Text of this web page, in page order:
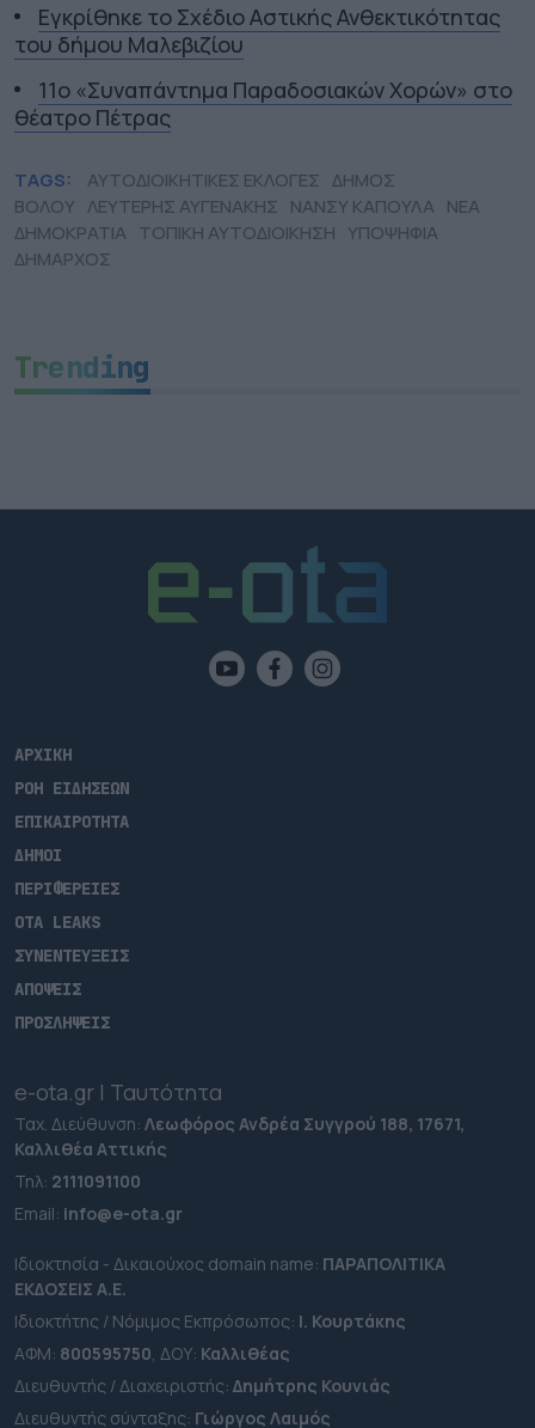
Εγκρίθηκε το Σχέδιο Αστικής Ανθεκτικότητας
του δήμου Μαλεβιζίου
11ο «Συναπάντημα Παραδοσιακών Χορών» στο
θέατρο Πέτρας
TAGS: ΑΥΤΟΔΙΟΙΚΗΤΙΚΕΣ ΕΚΛΟΓΕΣ ΔΗΜΟΣ
ΒΟΛΟΥ ΛΕΥΤΕΡΗΣ ΑΥΓΕΝΑΚΗΣ ΝΑΝΣΥ ΚΑΠΟΥΛΑ ΝΕΑ
ΔΗΜΟΚΡΑΤΙΑ ΤΟΠΙΚΗ ΑΥΤΟΔΙΟΙΚΗΣΗ ΥΠΟΨΗΦΙΑ
ΔΗΜΑΡΧΟΣ
Trending
ΑΡΧΙΚΗ
ΡΟΗ ΕΙΔΗΣΕΩΝ
ΕΠΙΚΑΙΡΟΤΗΤΑ
ΔΗΜΟΙ
ΠΕΡΙΦΕΡΕΙΕΣ
OTA LEAKS
ΣΥΝΕΝΤΕΥΞΕΙΣ
ΑΠΟΨΕΙΣ
ΠΡΟΣΛΗΨΕΙΣ
e-ota.gr | Ταυτότητα
Ταχ. Διεύθυνση: Λεωφόρος Ανδρέα Συγγρού 188, 17671,
Καλλιθέα Αττικής
Τηλ: 2111091100
Εmail: info@e-ota.gr
Ιδιοκτησία - Δικαιούχος domain name: ΠΑΡΑΠΟΛΙΤΙΚΑ
ΕΚΔΟΣΕΙΣ A.E.
Ιδιοκτήτης / Νόμιμος Εκπρόσωπος: Ι. Κουρτάκης
ΑΦΜ: 800595750 , ΔΟΥ: Καλλιθέας
Διευθυντής / Διαχειριστής: Δημήτρης Κουνιάς
Διευθυντής σύνταξης: Γιώργος Λαιμός